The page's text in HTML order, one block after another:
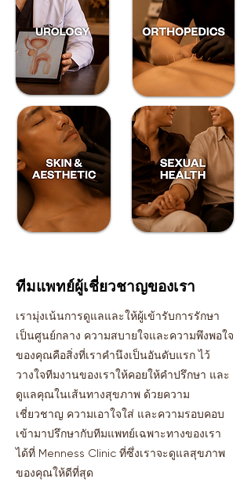
ทีมแพทย์ผู้เชี่ยวชาญของเรา
เรามุ่งเน้นการดูแลและให้ผู้เข้ารับการรักษา
เป็นศูนย์กลาง ความสบายใจและความพึงพอใจ
ของคุณคือสิ่งที่เราคำนึงเป็นอันดับแรก ไว้
วางใจทีมงานของเราให้คอยให้คำปรึกษา และ
ดูแลคุณในเส้นทางสุขภาพ ด้วยความ
เชี่ยวชาญ ความเอาใจใส่ และความรอบคอบ
เข้ามาปรึกษากับทีมแพทย์เฉพาะทางของเรา
ได้ที่ Menness Clinic ที่ซึ่งเราจะดูแลสุขภาพ
ของคุณให้ดีที่สุด